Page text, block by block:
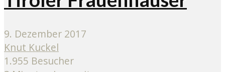
9. Dezember 2017
Knut Kuckel
1.955 Besucher